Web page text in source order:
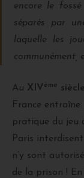
encore le
séparés par
laquelle les
communément,
Au XIV ème siècle
France
pratique du jeu
Paris
n’y sont
de la prison ! En